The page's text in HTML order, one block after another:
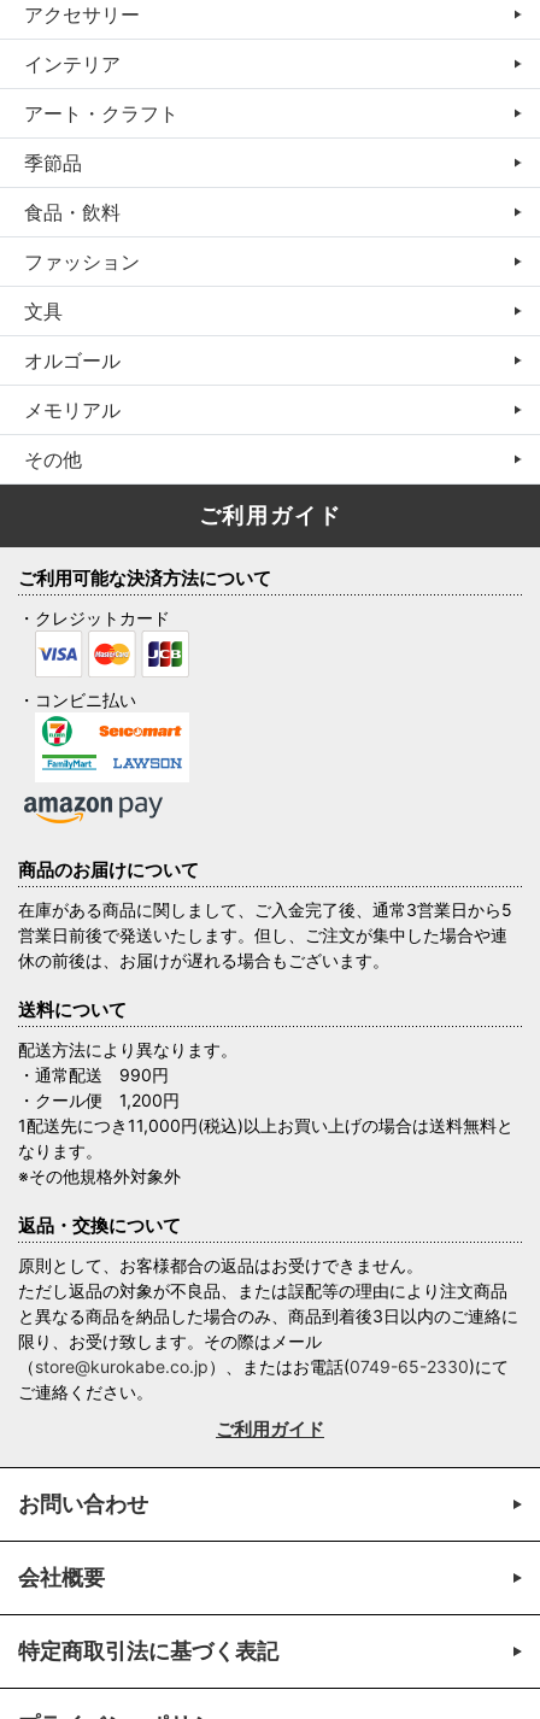
アクセサリー
インテリア
アート・クラフト
季節品
食品・飲料
ファッション
文具
オルゴール
メモリアル
その他
ご利用ガイド
ご利用可能な決済方法について
・クレジットカード
・コンビニ払い
商品のお届けについて
在庫がある商品に関しまして、ご入金完了後、通常3営業日から5
営業日前後で発送いたします。但し、ご注文が集中した場合や連
休の前後は、お届けが遅れる場合もございます。
送料について
配送方法により異なります。
・通常配送 990円
・クール便 1,200円
1配送先につき11,000円(税込)以上お買い上げの場合は送料無料と
なります。
※その他規格外対象外
返品・交換について
原則として、お客様都合の返品はお受けできません。
ただし返品の対象が不良品、または誤配等の理由により注文商品
と異なる商品を納品した場合のみ、商品到着後3日以内のご連絡に
限り、お受け致します。その際はメール
（store@kurokabe.co.jp）、またはお電話(0749-65-2330)にて
ご連絡ください。
ご利用ガイド
お問い合わせ
会社概要
特定商取引法に基づく表記